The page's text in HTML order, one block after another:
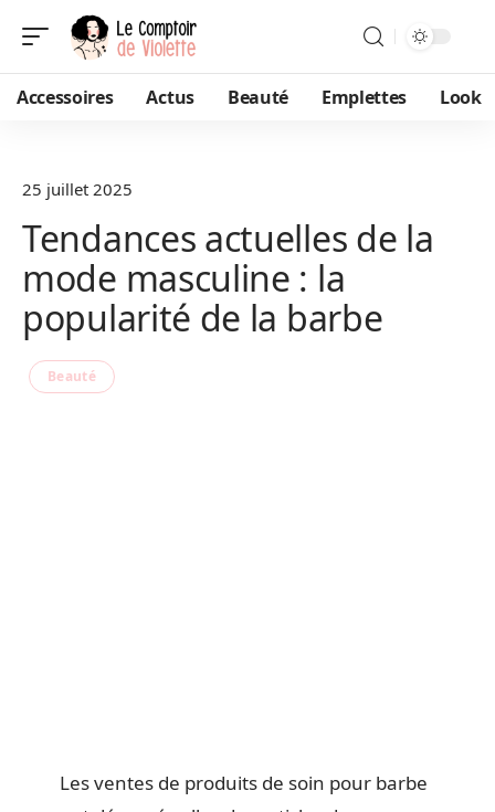
Accessoires Actus Beauté Emplettes Look
25 juillet 2025
Tendances actuelles de la
mode masculine : la
popularité de la barbe
Beauté
Les ventes de produits de soin pour barbe